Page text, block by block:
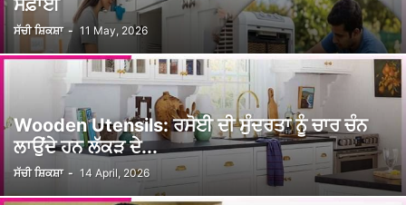
ਸਫ਼ਾਈ
ਸੱਚੀ ਸ਼ਿਕਸ਼ਾ - 11 May, 2026
Wooden Utensils: ਰਸੋਈ ਦੀ ਸੁੰਦਰਤਾ ਨੂੰ ਚਾਰ ਚੰਨ
ਲਾਉਂਦੇ ਹਨ ਲੱਕੜ ਦੇ...
ਸੱਚੀ ਸ਼ਿਕਸ਼ਾ - 14 April, 2026